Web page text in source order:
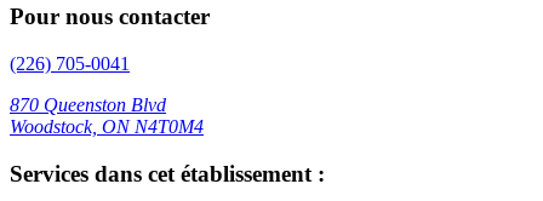
Pour nous contacter
(226) 705-0041
870 Queenston Blvd
Woodstock, ON N4T0M4
Services dans cet établissement :